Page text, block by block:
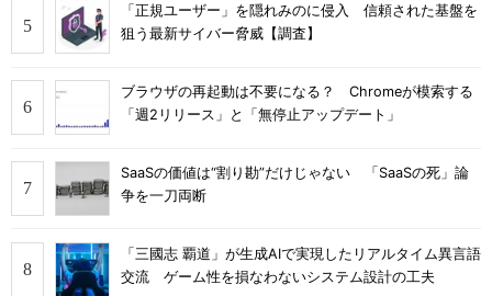
「正規ユーザー」を隠れみのに侵入 信頼された基盤を
狙う最新サイバー脅威【調査】
ブラウザの再起動は不要になる？ Chromeが模索する
「週2リリース」と「無停止アップデート」
SaaSの価値は“割り勘”だけじゃない 「SaaSの死」論
争を一刀両断
「三國志 覇道」が生成AIで実現したリアルタイム異言語
交流 ゲーム性を損なわないシステム設計の工夫